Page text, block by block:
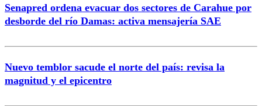
Senapred ordena evacuar dos sectores de Carahue por
desborde del río Damas: activa mensajería SAE
Nuevo temblor sacude el norte del país: revisa la
magnitud y el epicentro